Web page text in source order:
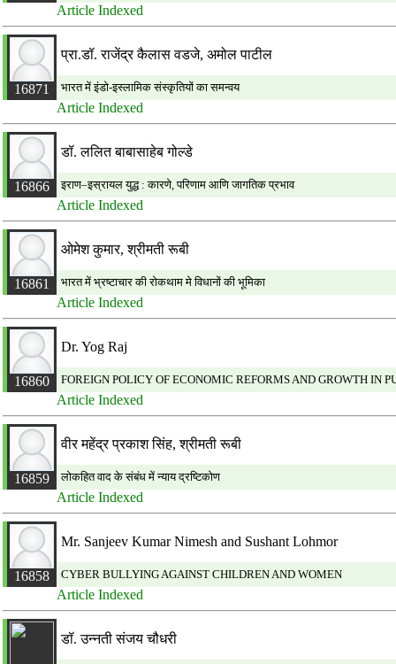
Article Indexed
16871
प्रा.डॉ. राजेंद्र कैलास वडजे, अमोल पाटील
भारत में इंडो-इस्लामिक संस्कृतियों का समन्वय
Article Indexed
16866
डॉ. ललित बाबासाहेब गोल्डे
इराण–इस्रायल युद्ध : कारणे, परिणाम आणि जागतिक प्रभाव
Article Indexed
16861
ओमेश कुमार, श्रीमती रूबी
भारत में भ्रष्टाचार की रोकथाम मे विधानों की भूमिका
Article Indexed
16860
Dr. Yog Raj
FOREIGN POLICY OF ECONOMIC REFORMS AND GROWTH IN
Article Indexed
16859
वीर महेंद्र प्रकाश सिंह, श्रीमती रूबी
लोकहित वाद के संबंध में न्याय द्रष्टिकोण
Article Indexed
16858
Mr. Sanjeev Kumar Nimesh and Sushant Lohmor
CYBER BULLYING AGAINST CHILDREN AND WOMEN
Article Indexed
डॉ. उन्नती संजय चौधरी